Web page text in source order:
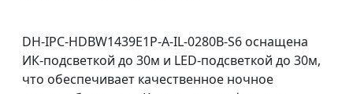
DH-IPC-HDBW1439E1P-A-IL-0280B-S6 оснащена
ИК-подсветкой до 30м и LED-подсветкой до 30м,
что обеспечивает качественное ночное